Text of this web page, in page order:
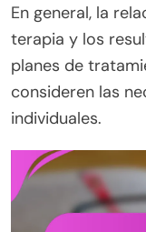
En general, la
terapia y los
planes de
consideren las
individuales.